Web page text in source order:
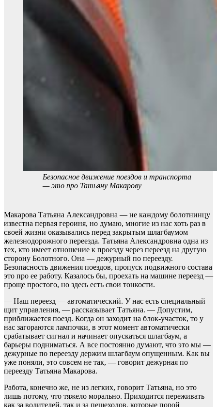
Безопасное движение поездов и транспорта
— это про Татьяну Макарову
Макарова Татьяна Александровна — не каждому болотнинцу
известна первая героиня, но думаю, многие из нас хоть раз в
своей жизни оказывались перед закрытым шлагбаумом
железнодорожного переезда. Татьяна Александровна одна из
тех, кто имеет отношение к проезду через переезд на другую
сторону Болотного. Она — дежурный по переезду.
Безопасность движения поездов, пропуск подвижного состава
это про ее работу. Казалось бы, проехать на машине переезд —
проще простого, но здесь есть свои тонкости.
— Наш переезд — автоматический. У нас есть специальный
щит управления, — рассказывает Татьяна. — Допустим,
приближается поезд. Когда он заходит на блок-участок, то у
нас загораются лампочки, в этот момент автоматически
срабатывает сигнал и начинает опускаться шлагбаум, а
барьеры подниматься. А все постоянно думают, что это мы —
дежурные по переезду держим шлагбаум опущенным. Как вы
уже поняли, это совсем не так, — говорит дежурная по
переезду Татьяна Макарова.
Работа, конечно же, не из легких, говорит Татьяна, но это
лишь потому, что тяжело морально. Приходится переживать
как за водителей, так и за пешеходов, которые порой